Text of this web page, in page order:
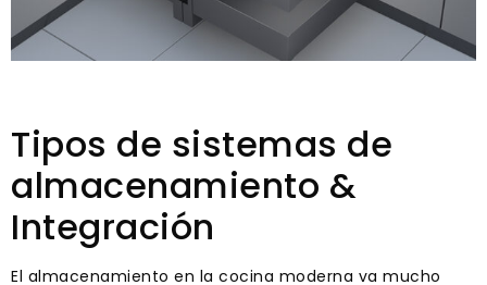
Tipos de sistemas de
almacenamiento &
Integración
El almacenamiento en la cocina moderna va mucho